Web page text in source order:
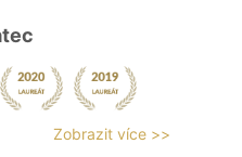
Zobrazit více >>